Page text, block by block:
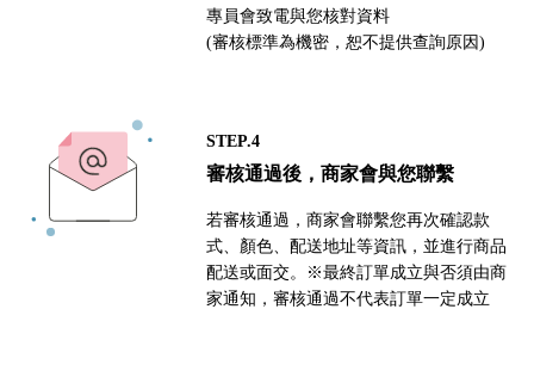
專員會致電與您核對資料
(審核標準為機密，恕不提供查詢原因)
STEP.4
審核通過後，商家會與您聯繫
若審核通過，商家會聯繫您再次確認款
式、顏色、配送地址等資訊，並進行商品
配送或面交。※最終訂單成立與否須由商
家通知，審核通過不代表訂單一定成立